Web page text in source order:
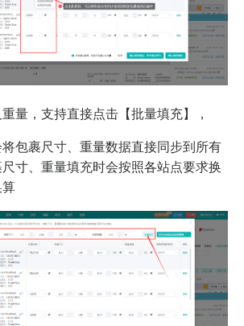
量，支持直接点击【批量填充】，
包裹尺寸、重量数据直接同步到所有
寸、重量填充时会按照各站点要求换
算